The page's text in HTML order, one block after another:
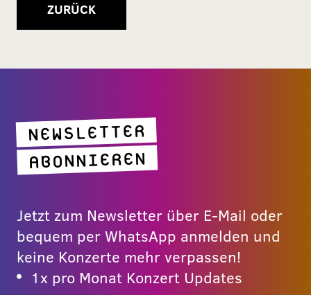
ZURÜCK
NEWSLETTER
ABONNIEREN
Jetzt zum Newsletter über E-Mail oder
bequem per WhatsApp anmelden und
keine Konzerte mehr verpassen!
1x pro Monat Konzert Updates